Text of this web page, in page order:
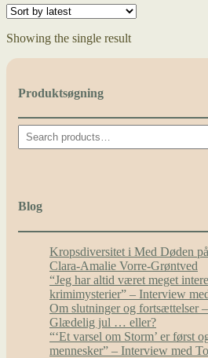
Showing the single result
Produktsøgning
Search
Blog
Kropsdiversitet i Med Døden
Clara-Amalie Vorre-Grøntved
“Jeg har altid været meget
krimimysterier” – Interview
Om slutninger og fortsættelser
Glædelig jul … eller?
“‘Et varsel om Storm’ er først
mennesker” – Interview med